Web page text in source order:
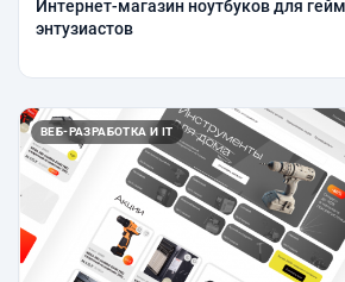
Интернет-магазин ноутбуков для
энтузиастов
ВЕБ-РАЗРАБОТКА И IT